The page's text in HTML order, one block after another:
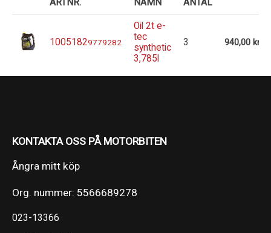
ARTNR. NAMN ANTAL
10051829779282
Oil 2t e-
tec
synthetic
3,785l
3 940,00 kr
KONTAKTA OSS PÅ MOTORBITEN
Ångra mitt köp
Org. nummer: 5566689278
023-13366